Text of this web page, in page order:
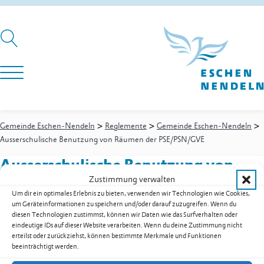
Zustimmung verwalten
Um dir ein optimales Erlebnis zu bieten, verwenden wir Technologien wie Cookies,
um Geräteinformationen zu speichern und/oder darauf zuzugreifen. Wenn du
diesen Technologien zustimmst, können wir Daten wie das Surfverhalten oder
eindeutige IDs auf dieser Website verarbeiten. Wenn du deine Zustimmung nicht
erteilst oder zurückziehst, können bestimmte Merkmale und Funktionen
beeinträchtigt werden.
Gemeinde Eschen-Nendeln > Reglemente > Gemeinde Eschen-Nendeln >
Ausserschulische Benutzung von Räumen der PSE/PSN/GVE
Ausserschulische Benutzung von
Räumen der PSE/PSN/GVE
Ausserschulische Benutzung von Räumen der PSE/PSN/GVE als
PDF herunterladen